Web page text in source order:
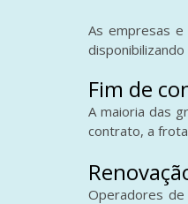
As empresas
Fim de
A maioria das
contrato, a
Operadores